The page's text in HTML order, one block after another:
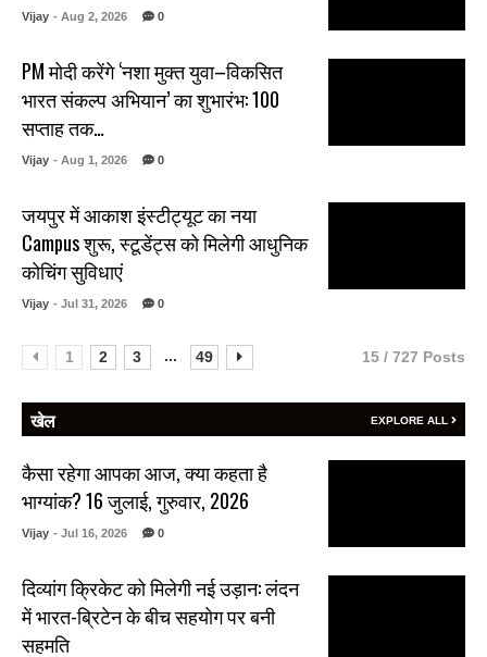
Vijay - Aug 2, 2026 0
PM मोदी करेंगे ‘नशा मुक्त युवा–विकसित
भारत संकल्प अभियान’ का शुभारंभ: 100
सप्ताह तक…
Vijay - Aug 1, 2026 0
जयपुर में आकाश इंस्टीट्यूट का नया
Campus शुरू, स्टूडेंट्स को मिलेगी आधुनिक
कोचिंग सुविधाएं
Vijay - Jul 31, 2026 0
1 2 3 ... 49 15 / 727 Posts
खेल EXPLORE ALL
कैसा रहेगा आपका आज, क्या कहता है
भाग्यांक? 16 जुलाई, गुरुवार, 2026
Vijay - Jul 16, 2026 0
दिव्यांग क्रिकेट को मिलेगी नई उड़ान: लंदन
में भारत-ब्रिटेन के बीच सहयोग पर बनी
सहमति